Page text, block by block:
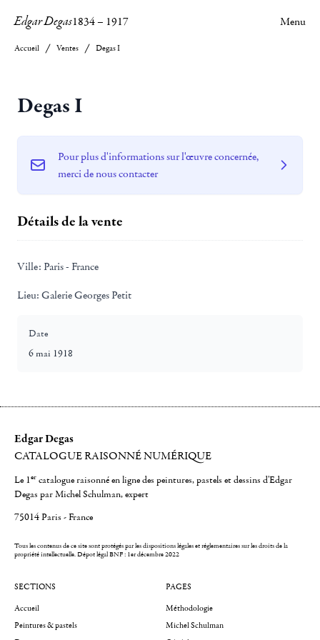
Edgar Degas1834– 1917 Menu
Accueil Ventes Degas I
Degas I
Pour plus d'informations sur l'œuvre concernée,
merci de nous contacter
Détails de la vente
Ville: Paris - France
Lieu: Galerie Georges Petit
Date
6 mai 1918
Edgar Degas
CATALOGUE RAISONNÉ NUMÉRIQUE
Le 1er catalogue raisonné en ligne des peintures, pastels et dessins d'Edgar
Degas par Michel Schulman, expert
75014 Paris - France
Tous les contenus de ce site sont protégés par les dispositions légales et réglementaires sur les droits de la
propriété intellectuelle.Dépot légal BNF : 1er décembre 2022
SECTIONS
Accueil
Peintures & pastels
PAGES
Méthodologie
Michel Schulman